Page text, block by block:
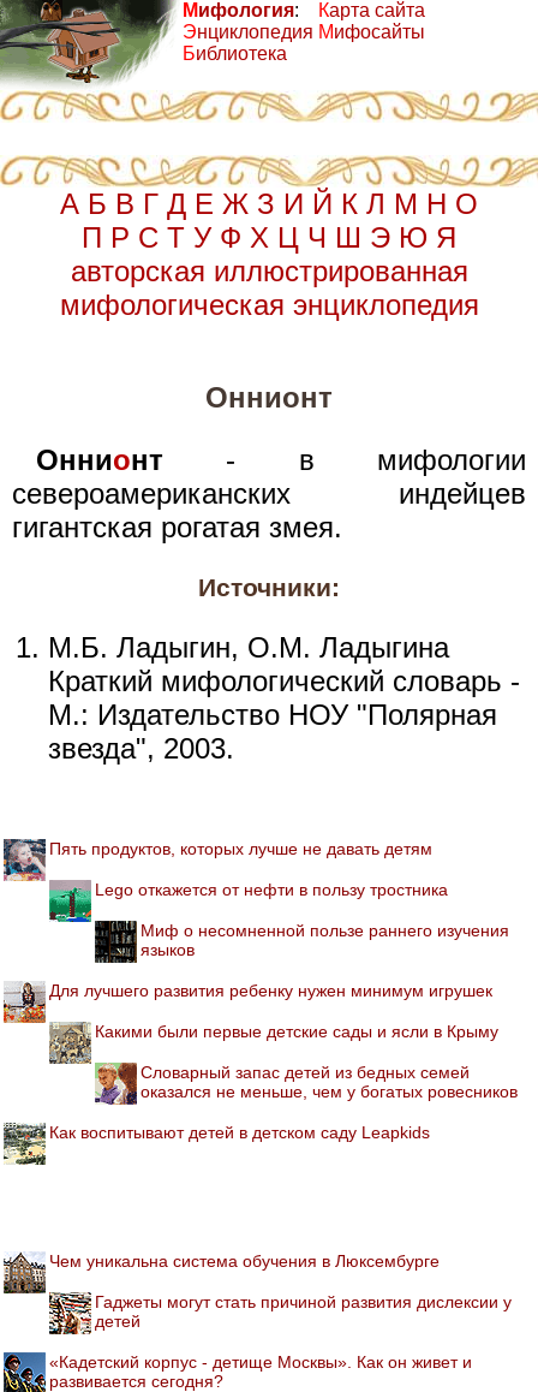
Мифология:
Энциклопедия
Библиотека
Карта сайта
Мифосайты
А Б В Г Д Е Ж З И Й К Л М Н О
П Р С Т У Ф Х Ц Ч Ш Э Ю Я
авторская иллюстрированная
мифологическая энциклопедия
Оннионт
Оннионт - в мифологии
североамериканских индейцев
гигантская рогатая змея.
Источники:
М.Б. Ладыгин, О.М. Ладыгина
Краткий мифологический словарь -
М.: Издательство НОУ "Полярная
звезда", 2003.
Пять продуктов, которых лучше не давать детям
Lego откажется от нефти в пользу тростника
Миф о несомненной пользе раннего изучения
языков
Для лучшего развития ребенку нужен минимум игрушек
Какими были первые детские сады и ясли в Крыму
Словарный запас детей из бедных семей
оказался не меньше, чем у богатых ровесников
Как воспитывают детей в детском саду Leapkids
Чем уникальна система обучения в Люксембурге
Гаджеты могут стать причиной развития дислексии у
детей
«Кадетский корпус - детище Москвы». Как он живет и
развивается сегодня?